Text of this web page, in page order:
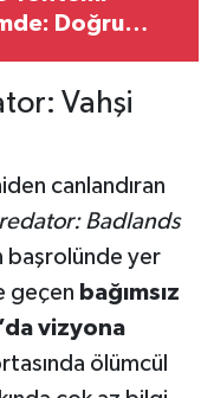
Doğru
Vahşi
canlandıran
Badlands
başrolünde yer
geçen bağımsız
vizyona
ölümcül